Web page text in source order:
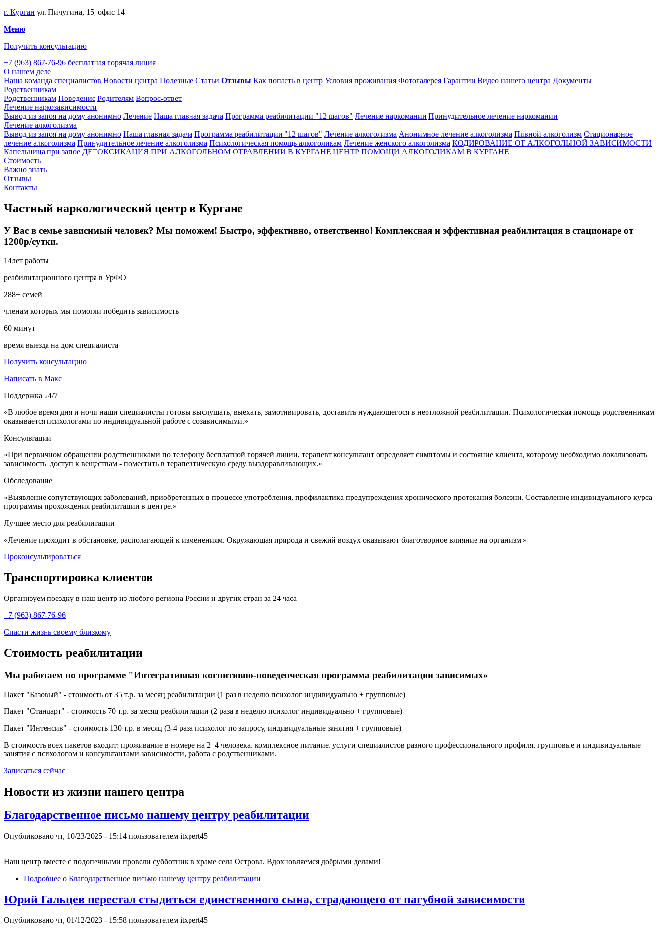
г. Курган ул. Пичугина, 15, офис 14
Меню
Получить консультацию
+7 (963) 867-76-96 бесплатная горячая линия
О нашем деле
Наша команда специалистов Новости центра Полезные Статьи Отзывы Как попасть в центр Условия проживания Фотогалерея Гарантии Видео нашего центра Документы
Родственникам
Родственникам Поведение Родителям Вопрос-ответ
Лечение наркозависимости
Вывод из запоя на дому анонимно Лечение Наша главная задача Программа реабилитации "12 шагов" Лечение наркомании Принудительное лечение наркомании
Лечение алкоголизма
Вывод из запоя на дому анонимно Наша главная задача Программа реабилитации "12 шагов" Лечение алкоголизма Анонимное лечение алкоголизма Пивной алкоголизм Стационарное
лечение алкоголизма Принудительное лечение алкоголизма Психологическая помощь алкоголикам Лечение женского алкоголизма КОДИРОВАНИЕ ОТ АЛКОГОЛЬНОЙ ЗАВИСИМОСТИ
Капельница при запое ДЕТОКСИКАЦИЯ ПРИ АЛКОГОЛЬНОМ ОТРАВЛЕНИИ В КУРГАНЕ ЦЕНТР ПОМОЩИ АЛКОГОЛИКАМ В КУРГАНЕ
Стоимость
Важно знать
Отзывы
Контакты
Частный наркологический центр в Кургане
У Вас в семье зависимый человек? Мы поможем! Быстро, эффективно, ответственно! Комплексная и эффективная реабилитация в стационаре от
1200р/сутки.
14лет работы
реабилитационного центра в УрФО
288+ семей
членам которых мы помогли победить зависимость
60 минут
время выезда на дом специалиста
Получить консультацию
Написать в Макс
Поддержка 24/7
«В любое время дня и ночи наши специалисты готовы выслушать, выехать, замотивировать, доставить нуждающегося в неотложной реабилитации. Психологическая помощь родственникам
оказывается психологами по индивидуальной работе с созависимыми.»
Консультации
«При первичном обращении родственниками по телефону бесплатной горячей линии, терапевт консультант определяет симптомы и состояние клиента, которому необходимо локализовать
зависимость, доступ к веществам - поместить в терапевтическую среду выздоравливающих.»
Обследование
«Выявление сопутствующих заболеваний, приобретенных в процессе употребления, профилактика предупреждения хронического протекания болезни. Составление индивидуального курса
программы прохождения реабилитации в центре.»
Лучшее место для реабилитации
«Лечение проходит в обстановке, располагающей к изменениям. Окружающая природа и свежий воздух оказывают благотворное влияние на организм.»
Проконсультироваться
Транспортировка клиентов
Организуем поездку в наш центр из любого региона России и других стран за 24 часа
+7 (963) 867-76-96
Спасти жизнь своему близкому
Стоимость реабилитации
Мы работаем по программе "Интегративная когнитивно-поведенческая программа реабилитации зависимых»
Пакет "Базовый" - стоимость от 35 т.р. за месяц реабилитации (1 раз в неделю психолог индивидуально + групповые)
Пакет "Стандарт" - стоимость 70 т.р. за месяц реабилитации (2 раза в неделю психолог индивидуально + групповые)
Пакет "Интенсив" - стоимость 130 т.р. в месяц (3-4 раза психолог по запросу, индивидуальные занятия + групповые)
В стоимость всех пакетов входит: проживание в номере на 2–4 человека, комплексное питание, услуги специалистов разного профессионального профиля, групповые и индивидуальные
занятия с психологом и консультантами зависимости, работа с родственниками.
Записаться сейчас
Новости из жизни нашего центра
Благодарственное письмо нашему центру реабилитации
Опубликовано чт, 10/23/2025 - 15:14 пользователем itxpert45
Наш центр вместе с подопечными провели субботник в храме села Острова. Вдохновляемся добрыми делами!
Подробнее о Благодарственное письмо нашему центру реабилитации
Юрий Гальцев перестал стыдиться единственного сына, страдающего от пагубной зависимости
Опубликовано чт, 01/12/2023 - 15:58 пользователем itxpert45